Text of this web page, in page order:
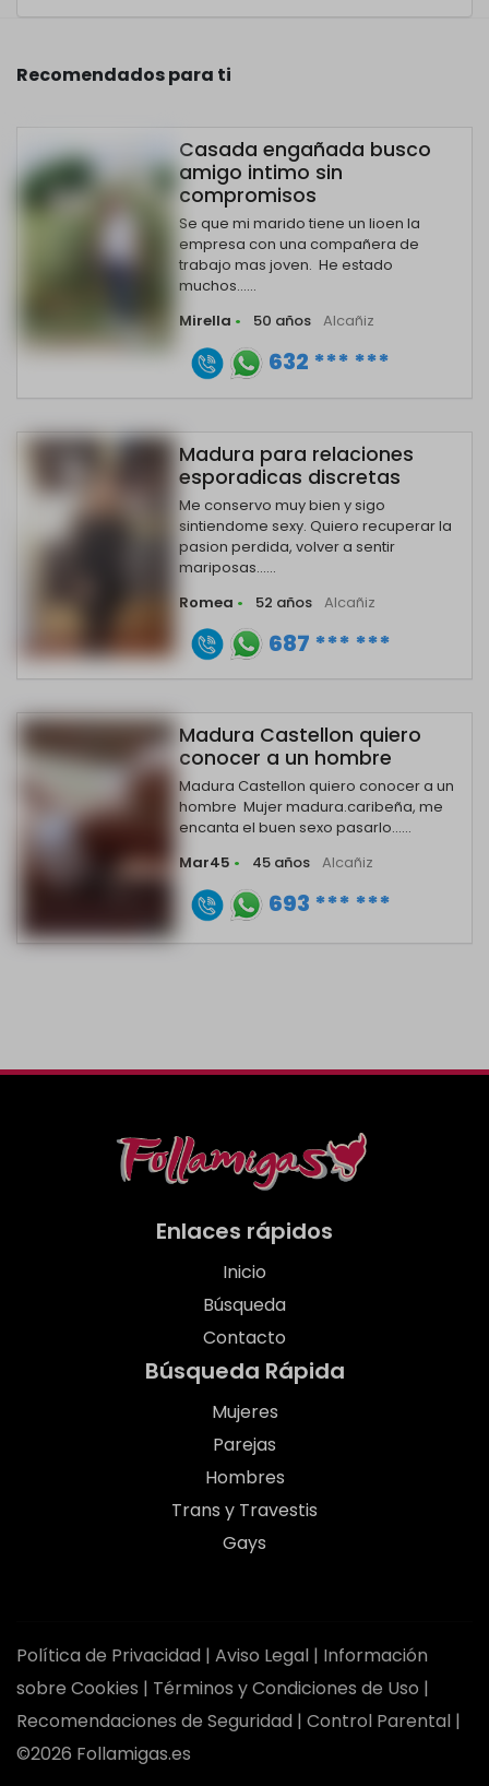
Recomendados para ti
Casada engañada busco
amigo intimo sin
compromisos
Se que mi marido tiene un lioen la
empresa con una compañera de
trabajo mas joven. He estado
muchos......
Mirella • 50 años Alcañiz
632 *** ***
Madura para relaciones
esporadicas discretas
Me conservo muy bien y sigo
sintiendome sexy. Quiero recuperar la
pasion perdida, volver a sentir
mariposas......
Romea • 52 años Alcañiz
687 *** ***
Madura Castellon quiero
conocer a un hombre
Madura Castellon quiero conocer a un
hombre Mujer madura.caribeña, me
encanta el buen sexo pasarlo......
Mar45 • 45 años Alcañiz
693 *** ***
Enlaces rápidos
Inicio
Búsqueda
Contacto
Búsqueda Rápida
Mujeres
Parejas
Hombres
Trans y Travestis
Gays
Política de Privacidad | Aviso Legal | Información
sobre Cookies | Términos y Condiciones de Uso |
Recomendaciones de Seguridad | Control Parental |
©2026 Follamigas.es